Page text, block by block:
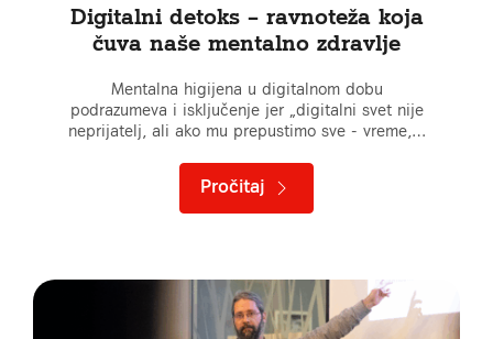
Digitalni detoks – ravnoteža koja
čuva naše mentalno zdravlje
Mentalna higijena u digitalnom dobu
podrazumeva i isključenje jer „digitalni svet nije
neprijatelj, ali ako mu prepustimo sve - vreme,…
Pročitaj